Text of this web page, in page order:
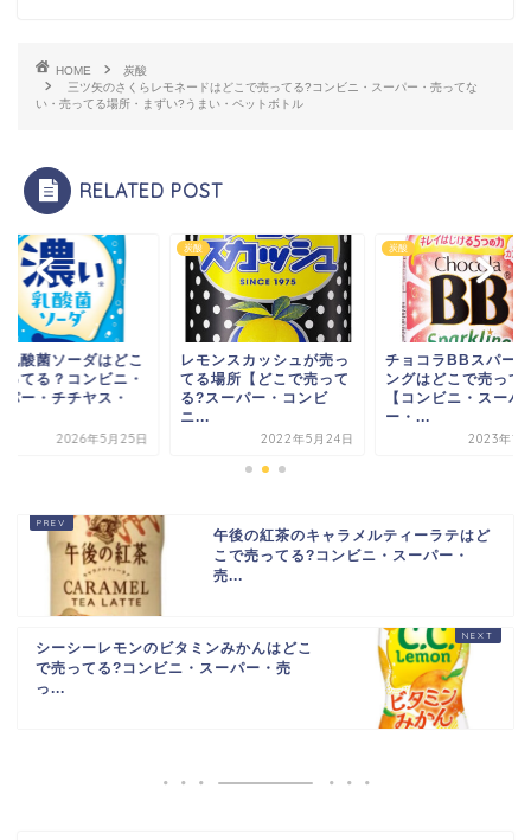
HOME
炭酸
三ツ矢のさくらレモネードはどこで売ってる?コンビニ・スーパー・売ってな
い・売ってる場所・まずい?うまい・ペットボトル
RELATED POST
炭酸
レモンスカッシュが売っ
てる場所【どこで売って
る?スーパー・コンビ
2022年5月24日
炭酸
チョコラBBスパークリ
ングはどこで売ってる?
【コンビニ・スーパ
2023年12月6日
炭酸
濃い乳酸菌ソ
で売ってる？
スーパー・チ
ヨ...
午後の紅茶のキャラメルティーラテはど
こで売ってる?コンビニ・スーパー・
売...
シーシーレモンのビタミンみかんはどこ
で売ってる?コンビニ・スーパー・売
っ...